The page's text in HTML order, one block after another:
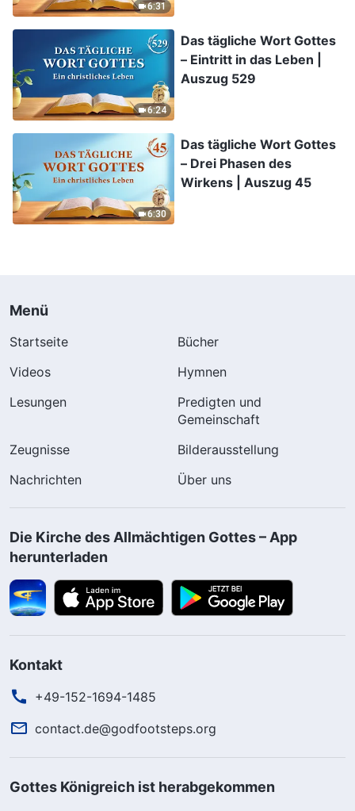
6:31
6:24
Das tägliche Wort Gottes
– Eintritt in das Leben |
Auszug 529
6:30
Das tägliche Wort Gottes
– Drei Phasen des
Wirkens | Auszug 45
Menü
Startseite
Bücher
Videos
Hymnen
Lesungen
Predigten und
Gemeinschaft
Zeugnisse
Bilderausstellung
Nachrichten
Über uns
Die Kirche des Allmächtigen Gottes – App
herunterladen
Kontakt
+49-152-1694-1485
contact.de@godfootsteps.org
Gottes Königreich ist herabgekommen